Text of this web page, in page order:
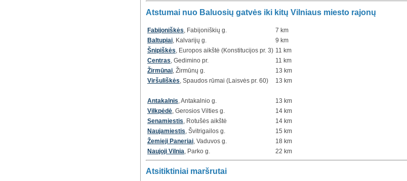
Atstumai nuo Baluosių gatvės iki kitų Vilniaus miesto rajonų
Fabijoniškės , Fabijoniškių g.
7 km
Baltupiai , Kalvarijų g.
9 km
Šnipiškės , Europos aikštė (Konstitucijos pr. 3) 11 km
Centras , Gedimino pr.
11 km
Žirmūnai , Žirmūnų g.
13 km
Viršuliškės , Spaudos rūmai (Laisvės pr. 60) 13 km
Antakalnis , Antakalnio g.
13 km
Vilkpėdė , Gerosios Vilties g.
14 km
Senamiestis , Rotušės aikštė
14 km
Naujamiestis , Švitrigailos g.
15 km
Žemieji Paneriai , Vaduvos g.
18 km
Naujoji Vilnia , Parko g. 22 km
Atsitiktiniai maršrutai